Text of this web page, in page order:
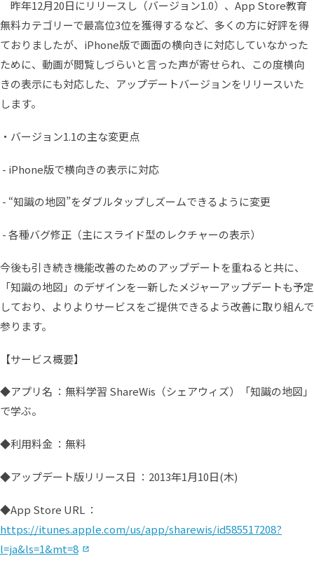
昨年12月20日にリリースし（バージョン1.0）、App Store教育
無料カテゴリーで最高位3位を獲得するなど、多くの方に好評を得
ておりましたが、iPhone版で画面の横向きに対応していなかった
ために、動画が閲覧しづらいと言った声が寄せられ、この度横向
きの表示にも対応した、アップデートバージョンをリリースいた
します。
・バージョン1.1の主な変更点
- iPhone版で横向きの表示に対応
- “知識の地図”をダブルタップしズームできるように変更
- 各種バグ修正（主にスライド型のレクチャーの表示）
今後も引き続き機能改善のためのアップデートを重ねると共に、
「知識の地図」のデザインを一新したメジャーアップデートも予定
しており、よりよりサービスをご提供できるよう改善に取り組んで
参ります。
【サービス概要】
◆アプリ名 ：無料学習 ShareWis（シェアウィズ）「知識の地図」
で学ぶ。
◆利用料金 ：無料
◆アップデート版リリース日 ：2013年1月10日(木)
◆App Store URL ：
https://itunes.apple.com/us/app/sharewis/id585517208?
l=ja&ls=1&mt=8